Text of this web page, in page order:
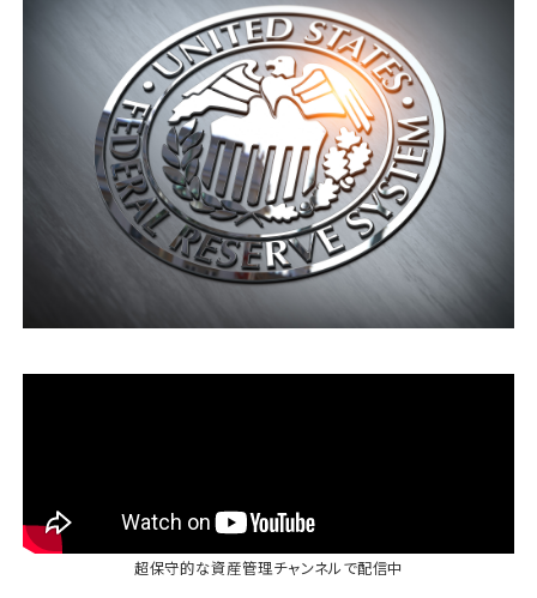
ファミリーオフィスとは
関連書籍
メールマガジン登録
よくある質問
超保守的な資産管理チャンネルで配信中